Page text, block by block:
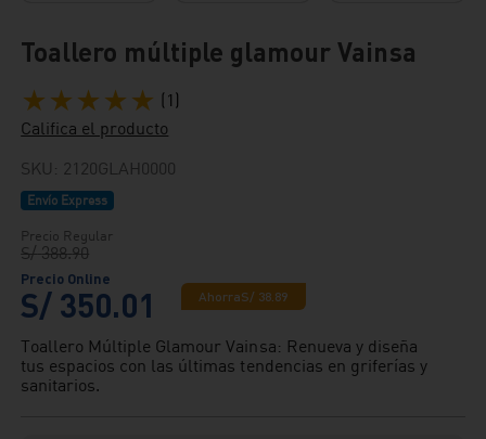
Toallero múltiple glamour Vainsa
★★★★★ ( 1 )
Califica el producto
SKU : 2120GLAH0000
Envío Express
S/ 388.90
S/ 350.01 AhorraS/ 38.89
Toallero Múltiple Glamour Vainsa: Renueva y diseña
tus espacios con las últimas tendencias en griferías y
sanitarios.